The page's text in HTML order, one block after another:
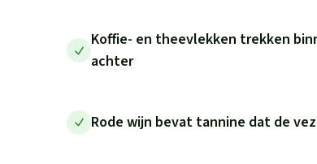
Koffie- en theevlekken trekken
achter
Rode wijn bevat tannine dat de